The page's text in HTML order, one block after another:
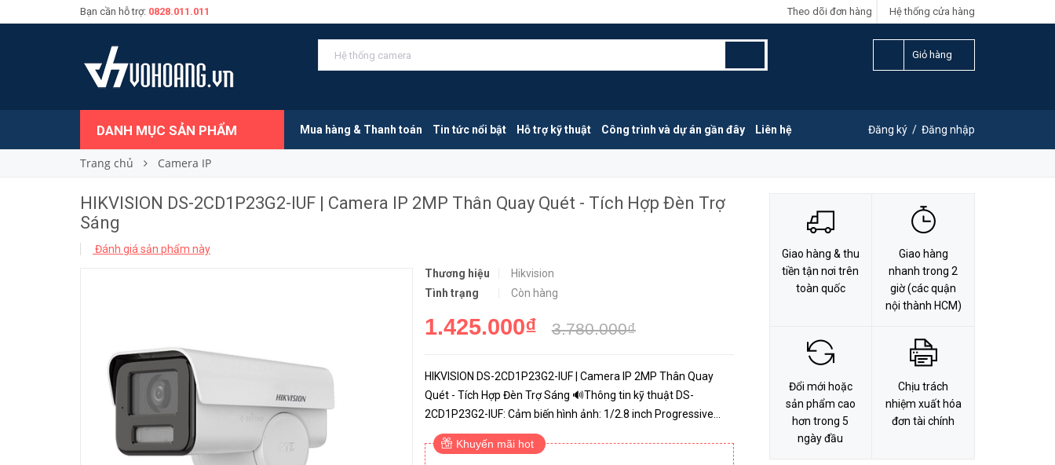
Bạn cần hỗ trợ: 0828.011.011 Hệ thống cửa hàng
Theo dõi đơn hàng
Giỏ hàng
DANH MỤC SẢN PHẨM Mua hàng & Thanh toán Tin tức nổi bật Hỗ trợ kỹ thuật Công trình và dự án gần đây Liên hệ Đăng ký / Đăng nhập
Trang chủ Camera IP
HIKVISION DS-2CD1P23G2-IUF | Camera IP 2MP Thân Quay Quét - Tích Hợp Đèn Trợ
Sáng
Đánh giá sản phẩm này
Thương hiệu
Hikvision
Tình trạng
Còn hàng
1.425.000₫ 3.780.000₫
HIKVISION DS-2CD1P23G2-IUF | Camera IP 2MP Thân Quay
Quét - Tích Hợp Đèn Trợ Sáng 🔊Thông tin kỹ thuật DS-
2CD1P23G2-IUF: Cảm biến hình ảnh: 1/2.8 inch Progressive
Scan CMOS. Độ phân giải: 2.0 Megapixel. Ống kính cố định:
2.8/4 mm. Chuẩn nén ...
Khuyến mãi hot
MUA NGAY LIÊN HỆ ĐẶT HÀNG
Giao hàng & thu
tiền tận nơi trên
toàn quốc
Giao hàng
nhanh trong 2
giờ (các quận
nội thành HCM)
Đổi mới hoặc
sản phẩm cao
hơn trong 5
ngày đầu
Chịu trách
nhiệm xuất hóa
đơn tài chính